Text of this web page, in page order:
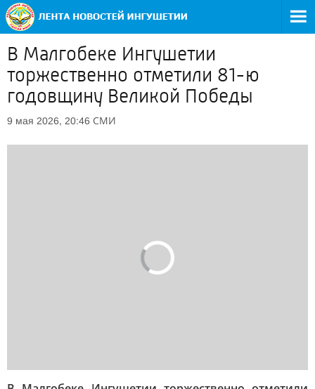
В Малгобеке Ингушетии
торжественно отметили 81-ю
годовщину Великой Победы
9 мая 2026, 20:46 СМИ